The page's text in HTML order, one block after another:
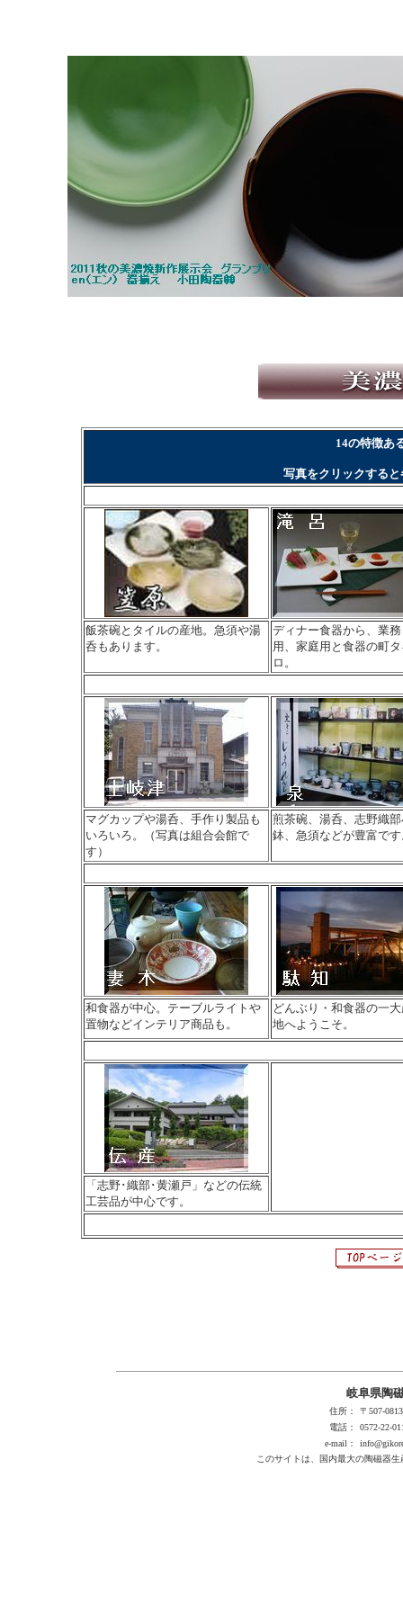
14の特徴あ
写真をクリックする
飯茶碗とタイルの産地。急須や湯
呑もあります。
ディナー食器から、業務
用、家庭用と食器の町
ロ。
マグカップや湯呑、手作り製品も
いろいろ。（写真は組合会館で
す）
煎茶碗、湯呑、志野織
鉢、急須などが豊富で
和食器が中心。テーブルライトや
置物などインテリア商品も。
どんぶり・和食器の一
地へようこそ。
「志野･織部･黄瀬戸」などの伝統
工芸品が中心です。
岐阜県陶
住所：
〒507-
電話：
0572-22-
e-mail：
このサイトは、国内最大の陶磁器